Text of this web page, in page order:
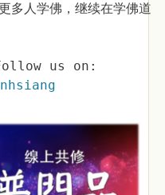
多人学佛，继续在学佛道
Follow us on: